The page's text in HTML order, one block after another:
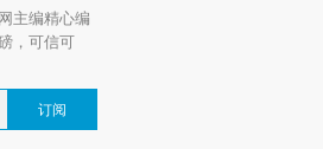
主编精心编
，可信可
订阅